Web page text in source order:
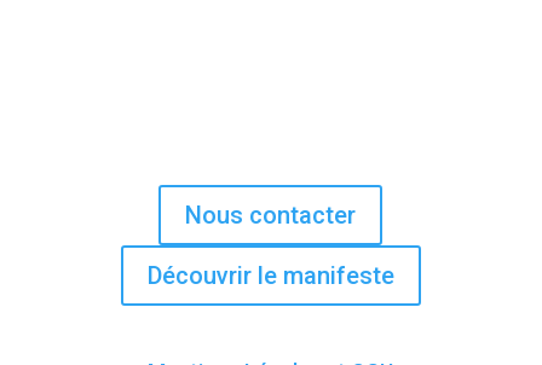
Nous contacter
Découvrir le manifeste